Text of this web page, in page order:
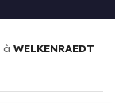
à WELKENRAEDT